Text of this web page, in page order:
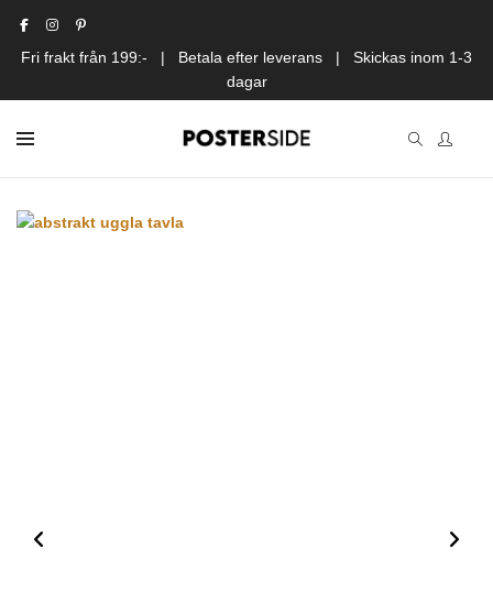
Fri frakt från 199:- | Betala efter leverans | Skickas inom 1-3
dagar